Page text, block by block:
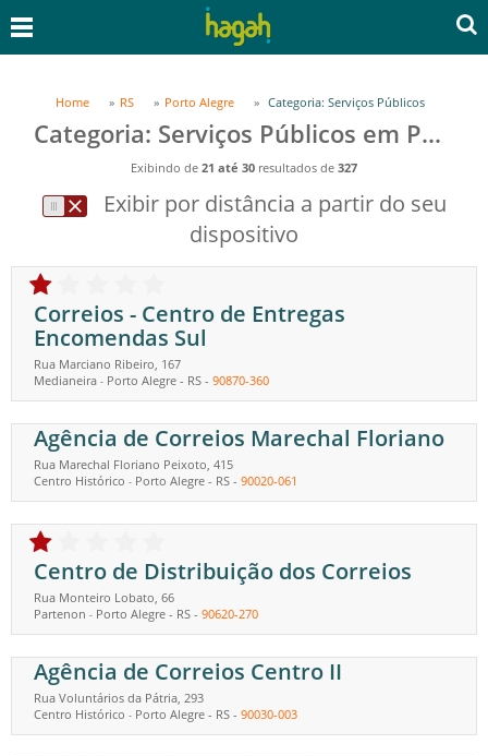
Home RS Porto Alegre Categoria: Serviços Públicos
Categoria: Serviços Públicos em Porto Alegre, RS
Exibindo de 21 até 30 resultados de 327
Exibir por distância a partir do seu
dispositivo
Correios - Centro de Entregas
Encomendas Sul
Rua Marciano Ribeiro, 167
Medianeira - Porto Alegre - RS - 90870-360
Agência de Correios Marechal Floriano
Rua Marechal Floriano Peixoto, 415
Centro Histórico - Porto Alegre - RS - 90020-061
Centro de Distribuição dos Correios
Rua Monteiro Lobato, 66
Partenon - Porto Alegre - RS - 90620-270
Agência de Correios Centro II
Rua Voluntários da Pátria, 293
Centro Histórico - Porto Alegre - RS - 90030-003